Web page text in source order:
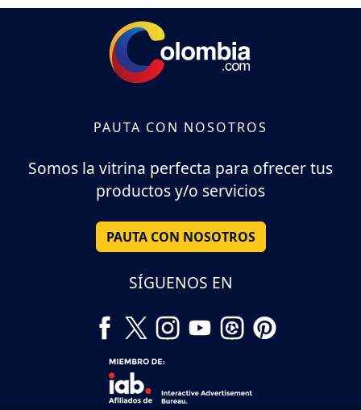
PAUTA CON NOSOTROS
Somos la vitrina perfecta para ofrecer tus
productos y/o servicios
PAUTA CON NOSOTROS
SÍGUENOS EN